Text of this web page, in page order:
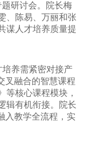
研讨会。院长梅
、陈易、万丽和张
谋人才培养质量提
养需紧密对接产
叉融合的智慧课程
等核心课程模块，
辑有机衔接。院长
入教学全流程，实